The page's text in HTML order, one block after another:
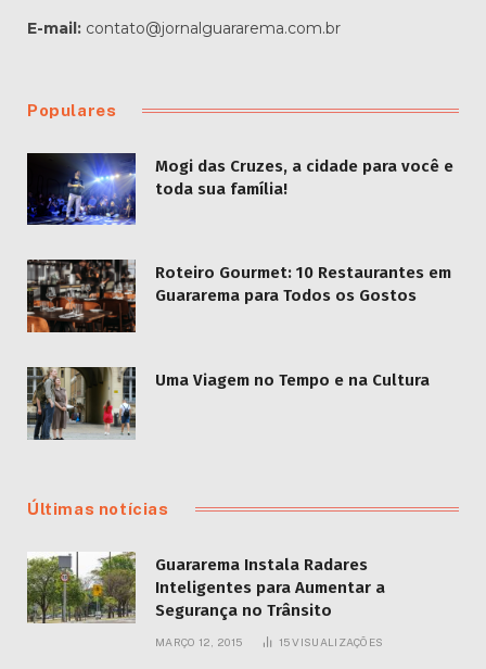
E-mail: contato@jornalguararema.com.br
Populares
Mogi das Cruzes, a cidade para você e
toda sua família!
Roteiro Gourmet: 10 Restaurantes em
Guararema para Todos os Gostos
Uma Viagem no Tempo e na Cultura
Últimas notícias
Guararema Instala Radares
Inteligentes para Aumentar a
Segurança no Trânsito
MARÇO 12, 2015 15VISUALIZAÇÕES